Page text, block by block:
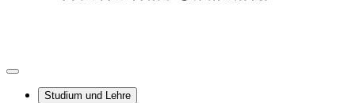
Studium und Lehre